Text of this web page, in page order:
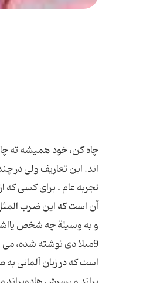
چاه کن، خود همیشه ته
اند. این تعاریف ولی در
تجربه عام . برای کسی که
آن است که این ضرب المثل
و به وسیلة چه شخص
است كه در زبان آلمانی